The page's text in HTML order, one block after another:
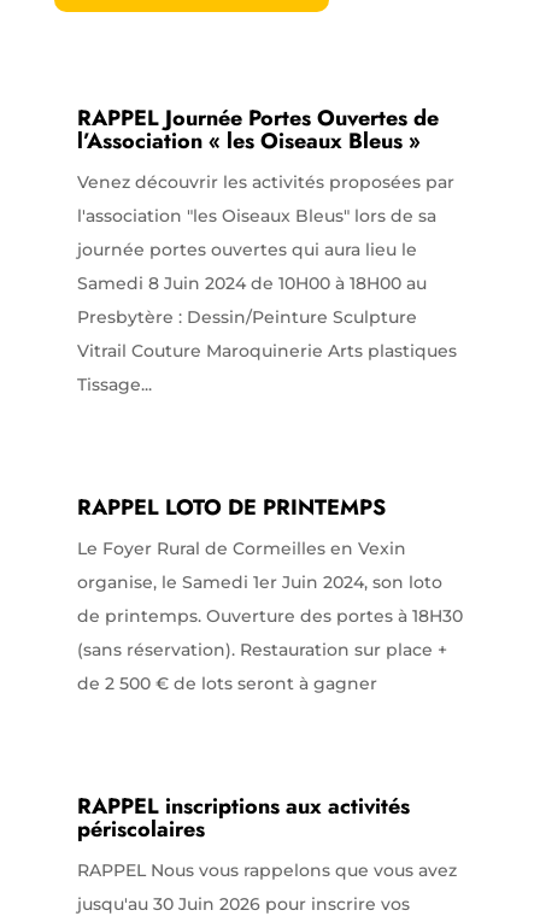
RAPPEL Journée Portes Ouvertes de
l’Association « les Oiseaux Bleus »
Venez découvrir les activités proposées par
l'association "les Oiseaux Bleus" lors de sa
journée portes ouvertes qui aura lieu le
Samedi 8 Juin 2024 de 10H00 à 18H00 au
Presbytère : Dessin/Peinture Sculpture
Vitrail Couture Maroquinerie Arts plastiques
Tissage...
RAPPEL LOTO DE PRINTEMPS
Le Foyer Rural de Cormeilles en Vexin
organise, le Samedi 1er Juin 2024, son loto
de printemps. Ouverture des portes à 18H30
(sans réservation). Restauration sur place +
de 2 500 € de lots seront à gagner
RAPPEL inscriptions aux activités
périscolaires
RAPPEL Nous vous rappelons que vous avez
jusqu'au 30 Juin 2026 pour inscrire vos